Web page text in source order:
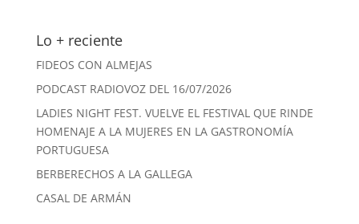
Lo + reciente
FIDEOS CON ALMEJAS
PODCAST RADIOVOZ DEL 16/07/2026
LADIES NIGHT FEST. VUELVE EL FESTIVAL QUE RINDE
HOMENAJE A LA MUJERES EN LA GASTRONOMÍA
PORTUGUESA
BERBERECHOS A LA GALLEGA
CASAL DE ARMÁN